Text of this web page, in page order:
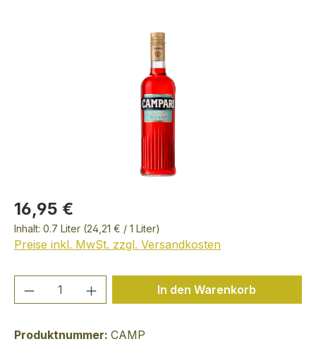
Bildergalerie überspringen
16,95 €
Inhalt: 0.7 Liter (24,21 € / 1 Liter)
Preise inkl. MwSt. zzgl. Versandkosten
Produkt Anzahl: Gib denIn den Warenkorb
Produktnummer: CAMP